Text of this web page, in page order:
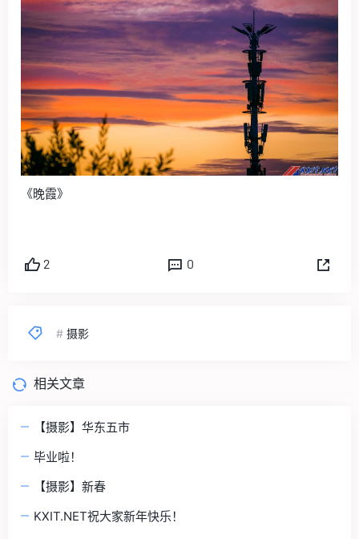
《晚霞》
2 0
# 摄影
相关文章
【摄影】华东五市
毕业啦！
【摄影】新春
KXIT.NET祝大家新年快乐！